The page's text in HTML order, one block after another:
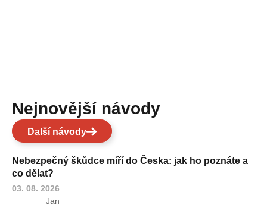
Nejnovější návody
Další návody
Nebezpečný škůdce míří do Česka: jak ho poznáte a
co dělat?
03. 08. 2026
Jan